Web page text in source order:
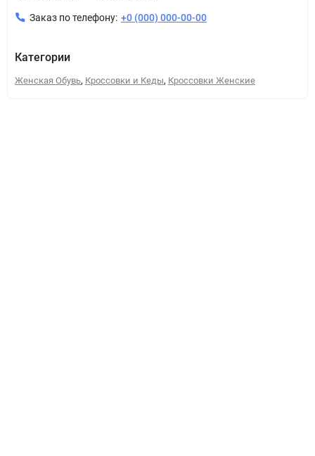
Заказ по телефону: +0 (000) 000-00-00
Категории
Женская Обувь, Кроссовки и Кеды, Кроссовки Женские